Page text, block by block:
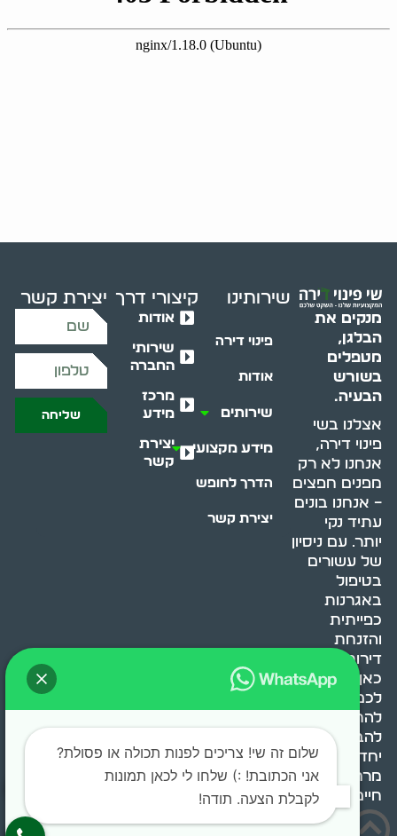
מנקים את
הבלגן,
מטפלים
בשורש
הבעיה.
אצלנו בשי
פינוי דירה,
אנחנו לא רק
מפנים חפצים
– אנחנו בונים
עתיד נקי
יותר. עם ניסיון
של עשורים
בטיפול
באגרנות
כפייתית
והזנחת
דירות, אנחנו
כאן כדי לעזור
לכם
להתמודד,
להבין ולשנות.
יחד, ניצור
מרחב
חיים בריא ומאוזן.
שירותינו
פינוי דירה
אודות
שירותים
מידע מקצועי
הדרך לחופש
יצירת קשר
קיצורי דרך
אודות
שירותי
החברה
מרכז
מידע
יצירת
קשר
יצירת קשר
שליחה
שלום זה שי! צריכים לפנות תכולה או פסולת?
אני הכתובת! :) שלחו לי לכאן תמונות
לקבלת הצעה. תודה!